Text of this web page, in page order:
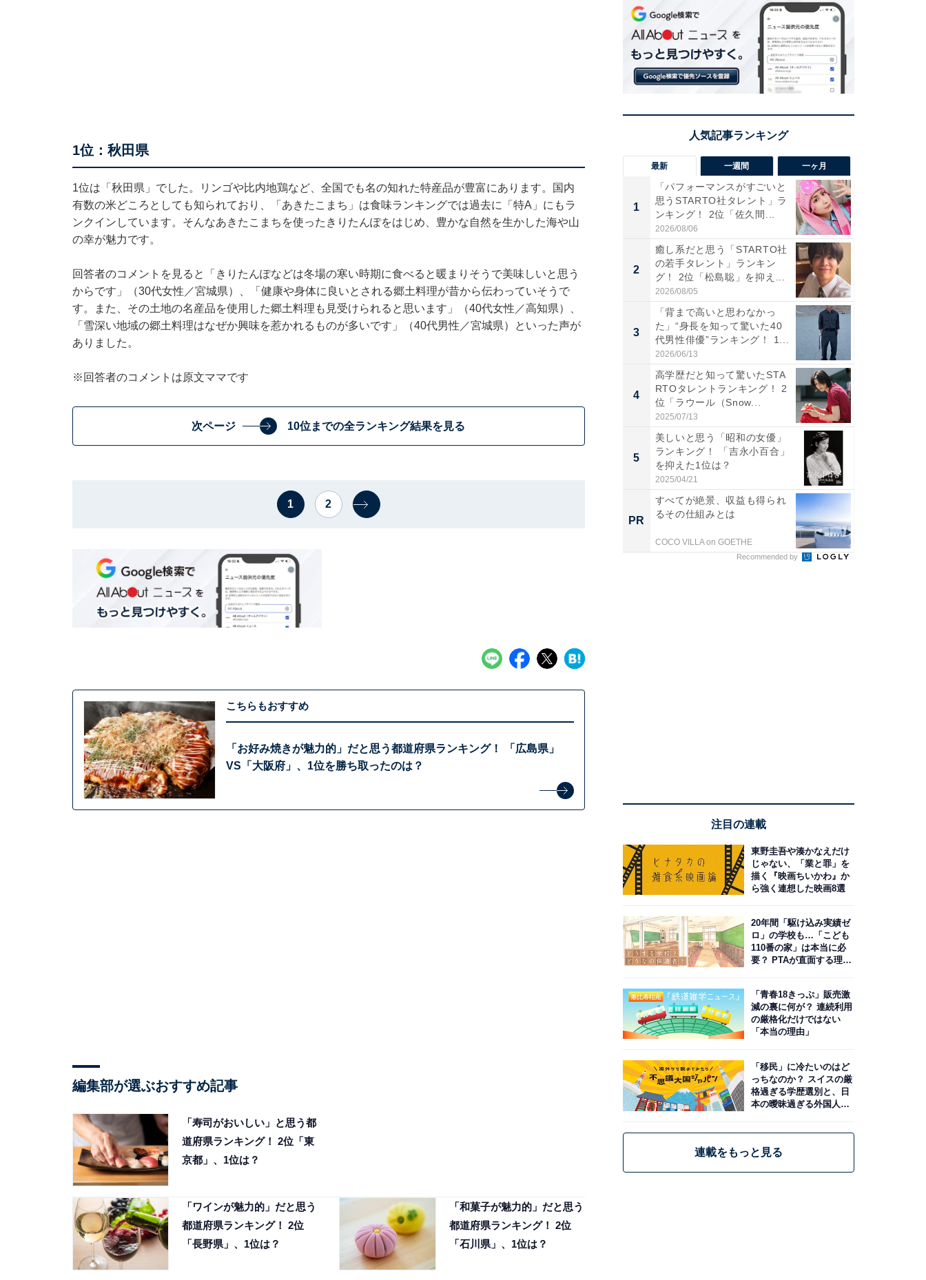
1位：秋田県
1位は「秋田県」でした。リンゴや比内地鶏など、全国でも名の知れた特産品が豊富にあります。国内
有数の米どころとしても知られており、「あきたこまち」は食味ランキングでは過去に「特A」にもラ
ンクインしています。そんなあきたこまちを使ったきりたんぽをはじめ、豊かな自然を生かした海や山
の幸が魅力です。
回答者のコメントを見ると「きりたんぽなどは冬場の寒い時期に食べると暖まりそうで美味しいと思う
からです」（30代女性／宮城県）、「健康や身体に良いとされる郷土料理が昔から伝わっていそうで
す。また、その土地の名産品を使用した郷土料理も見受けられると思います」（40代女性／高知県）、
「雪深い地域の郷土料理はなぜか興味を惹かれるものが多いです」（40代男性／宮城県）といった声が
ありました。
※回答者のコメントは原文ママです
次ページ 10位までの全ランキング結果を見る
1 2
こちらもおすすめ
「お好み焼きが魅力的」だと思う都道府県ランキング！ 「広島県」
VS「大阪府」、1位を勝ち取ったのは？
編集部が選ぶおすすめ記事
「寿司がおいしい」と思う都
道府県ランキング！ 2位「東
京都」、1位は？
「ワインが魅力的」だと思う
都道府県ランキング！ 2位
「長野県」、1位は？
「和菓子が魅力的」だと思う
都道府県ランキング！ 2位
「石川県」、1位は？
最新 一週間 一ヶ月
1
「パフォーマンスがすごいと
思うSTARTO社タレント」ラ
ンキング！ 2位「佐久間...
2026/08/06
2
癒し系だと思う「STARTO社
の若手タレント」ランキン
グ！ 2位「松島聡」を抑え...
2026/08/05
3
「背まで高いと思わなかっ
た」“身長を知って驚いた40
代男性俳優”ランキング！ 1...
2026/06/13
4
高学歴だと知って驚いたSTA
RTOタレントランキング！ 2
位「ラウール（Snow...
2025/07/13
5
美しいと思う「昭和の女優」
ランキング！ 「吉永小百合」
を抑えた1位は？
2025/04/21
PR
すべてが絶景、収益も得られ
るその仕組みとは
COCO VILLA on GOETHE
Recommended by
注目の連載
東野圭吾や湊かなえだけ
じゃない、「業と罪」を
描く『映画ちいかわ』か
ら強く連想した映画8選
20年間「駆け込み実績ゼ
ロ」の学校も…「こども
110番の家」は本当に必
要？ PTAが直面する理想
「青春18きっぷ」販売激
減の裏に何が？ 連続利用
の厳格化だけではない
「本当の理由」
「移民」に冷たいのはど
っちなのか？ スイスの厳
格過ぎる学歴選別と、日
本の曖昧過ぎる外国人政
連載をもっと見る